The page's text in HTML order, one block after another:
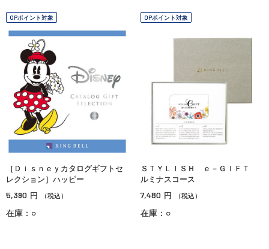
OPポイント対象
［Ｄｉｓｎｅｙカタログギフトセ
レクション］ハッピー
5,390 円 （税込）
在庫：○
OPポイント対象
ＳＴＹＬＩＳＨ ｅ－ＧＩＦＴ
ルミナスコース
7,480 円 （税込）
在庫：○